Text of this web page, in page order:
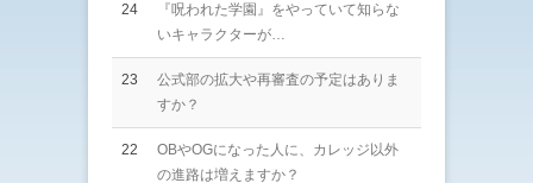
24
『呪われた学園』をやっていて知らな
いキャラクターが…
23
公式部の拡大や再審査の予定はありま
すか？
22
OBやOGになった人に、カレッジ以外
の進路は増えますか？